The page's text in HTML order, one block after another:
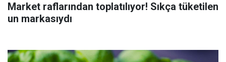
Market raflarından toplatılıyor! Sıkça tüketilen
un markasıydı